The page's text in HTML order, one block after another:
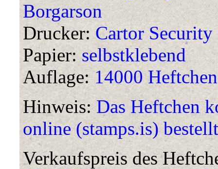
Borgarson
Drucker:Cartor
Papier: selbstklebend
Auflage: 14000 Heftchen
Hinweis: Das Heftchen
online (stamps.is)
Verkaufspreis des